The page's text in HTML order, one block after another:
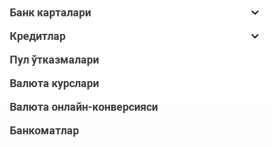
Банк карталари
Кредитлар
Пул ўтказмалари
Валюта курслари
Валюта онлайн-конверсияси
Банкоматлар